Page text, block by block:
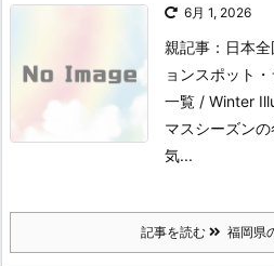
6月 1, 2026
親記事：日本
ョンスポット
一覧 / Winter
マスシーズン
気...
記事を読む 福岡県